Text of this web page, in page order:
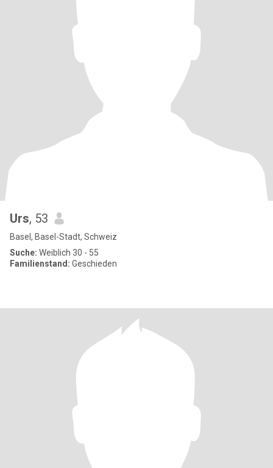
Urs, 53
Basel, Basel-Stadt, Schweiz
Suche: Weiblich 30 - 55
Familienstand: Geschieden